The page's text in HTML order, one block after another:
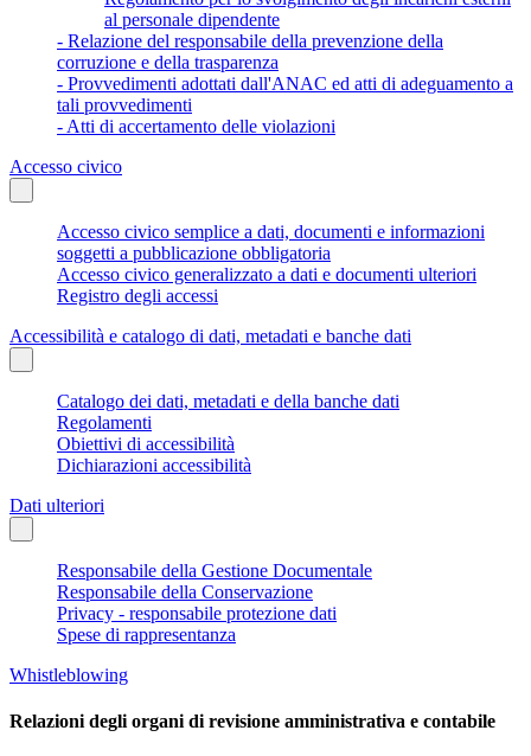
al personale dipendente
- Relazione del responsabile della prevenzione della
corruzione e della trasparenza
- Provvedimenti adottati dall'ANAC ed atti di adeguamento a
tali provvedimenti
- Atti di accertamento delle violazioni
Accesso civico
Accesso civico semplice a dati, documenti e informazioni
soggetti a pubblicazione obbligatoria
Accesso civico generalizzato a dati e documenti ulteriori
Registro degli accessi
Accessibilità e catalogo di dati, metadati e banche dati
Catalogo dei dati, metadati e della banche dati
Regolamenti
Obiettivi di accessibilità
Dichiarazioni accessibilità
Dati ulteriori
Responsabile della Gestione Documentale
Responsabile della Conservazione
Privacy - responsabile protezione dati
Spese di rappresentanza
Whistleblowing
Relazioni degli organi di revisione amministrativa e contabile